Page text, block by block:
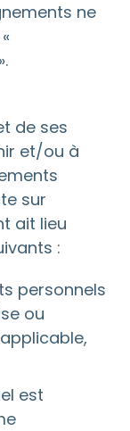
ne
de ses
et/ou à
sur
ait lieu
:
personnels
ou
est